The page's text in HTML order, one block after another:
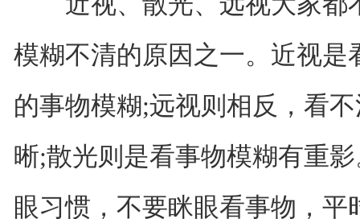
模糊不清的原因之一。近视
的事物模糊;远视则相反，看
晰;散光则是看事物模糊有重
眼习惯，不要眯眼看事物，